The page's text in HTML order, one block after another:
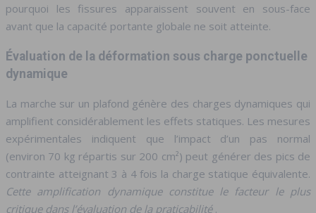
pourquoi les fissures apparaissent souvent en sous-face
avant que la capacité portante globale ne soit atteinte.
Évaluation de la déformation sous charge ponctuelle
dynamique
La marche sur un plafond génère des charges dynamiques qui
amplifient considérablement les effets statiques. Les mesures
expérimentales indiquent que l’impact d’un pas normal
(environ 70 kg répartis sur 200 cm²) peut générer des pics de
contrainte atteignant 3 à 4 fois la charge statique équivalente.
Cette amplification dynamique constitue le facteur le plus
critique dans l’évaluation de la praticabilité .